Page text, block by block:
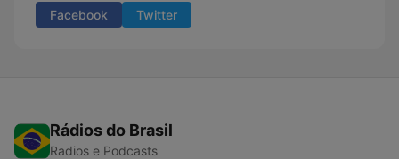
Facebook Twitter
Rádios do Brasil
Radios e Podcasts